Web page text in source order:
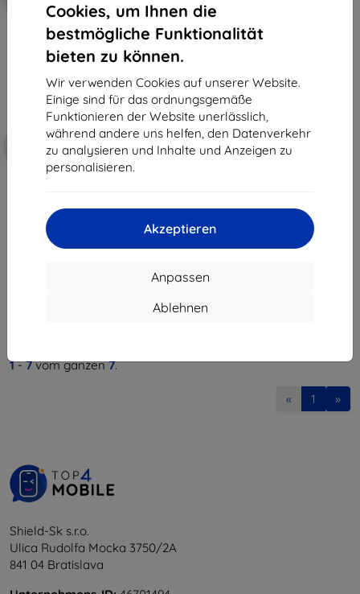
Cookies, um Ihnen die
bestmögliche Funktionalität
bieten zu können.
Wir verwenden Cookies auf unserer Website.
Einige sind für das ordnungsgemäße
Funktionieren der Website unerlässlich,
während andere uns helfen, den Datenverkehr
zu analysieren und Inhalte und Anzeigen zu
personalisieren.
Akzeptieren
Anpassen
Ablehnen
Rabatt
mit
Gutschein
EXTRA10
1-7vom ganzen7.
« 1 »
Shield-Sk s.r.o.
Ulica Rudolfa Mocka 3750/2A
841 04 Bratislava